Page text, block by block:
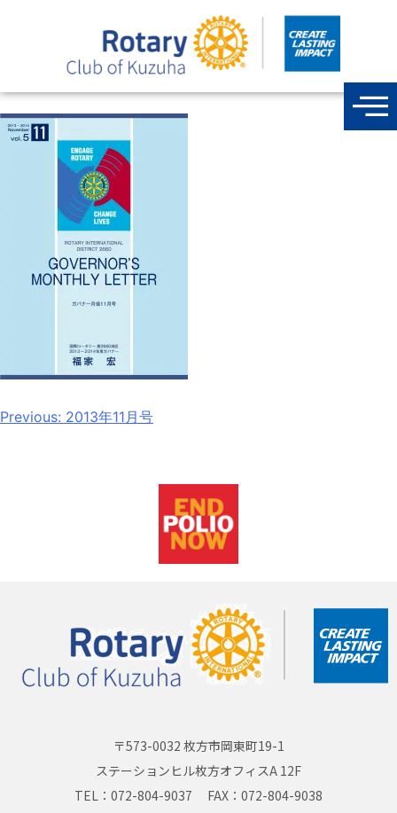
Previous: 2013年11月号
〒573-0032 枚方市岡東町19-1
ステーションヒル枚方オフィスA 12F
TEL：072-804-9037 FAX：072-804-9038